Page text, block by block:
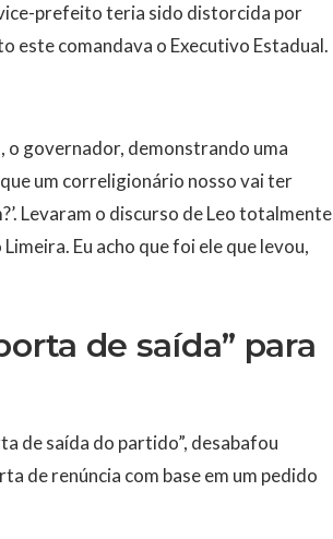
prefeito teria sido distorcida por
este comandava o Executivo Estadual.
o governador, demonstrando uma
um correligionário nosso vai ter
Levaram o discurso de Leo totalmente
Eu acho que foi ele que levou,
de saída” para
de saída do partido”, desabafou
de renúncia com base em um pedido